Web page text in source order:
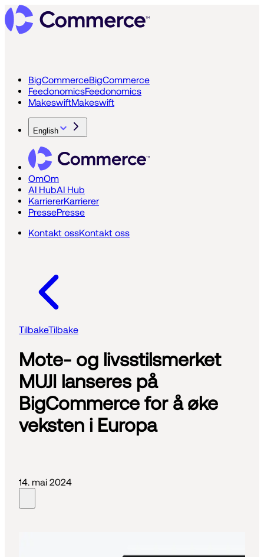
BigCommerceBigCommerce
FeedonomicsFeedonomics
MakeswiftMakeswift
English
OmOm
AI HubAI Hub
KarriererKarrierer
PressePresse
Kontakt ossKontakt oss
TilbakeTilbake
Mote- og livsstilsmerket
MUJI lanseres på
BigCommerce for å øke
veksten i Europa
14. mai 2024